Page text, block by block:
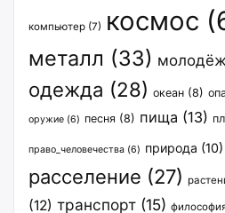
компьютер (7) космос
металл (33)
одежда (28) океан (8)
оружие (6) песня (8) пища (13)
право_человечества (6) природа (10)
расселение (27)
(12) транспорт (15)